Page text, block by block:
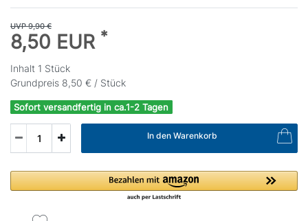
UVP 9,90 €
8,50 EUR *
Inhalt 1 Stück
Grundpreis 8,50 € / Stück
Sofort versandfertig in ca.1-2 Tagen
In den Warenkorb